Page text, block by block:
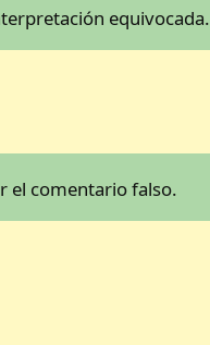
equivocada.
el comentario falso.